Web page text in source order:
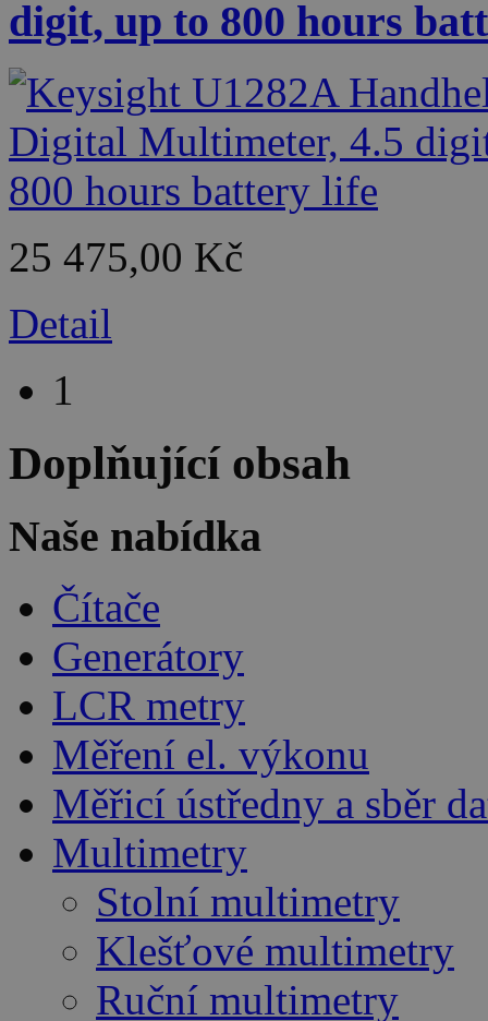
digit, up to 800 hours
25 475,00 Kč
Detail
1
Doplňující obsah
Naše nabídka
Čítače
Generátory
LCR metry
Měření el. výkonu
Měřicí ústředny a sběr
Multimetry
Stolní multimetry
Klešťové multimetry
Ruční multimetry